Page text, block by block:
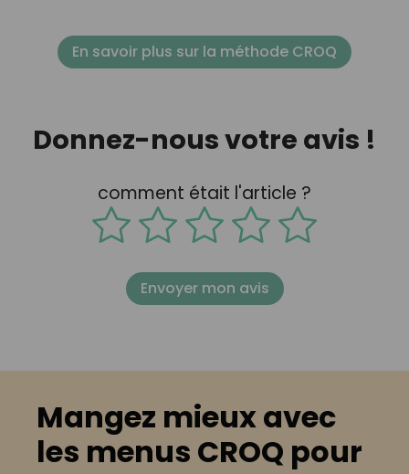
En savoir plus sur la méthode CROQ
Donnez-nous votre avis !
comment était l'article ?
Envoyer mon avis
Mangez mieux avec
les menus CROQ pour